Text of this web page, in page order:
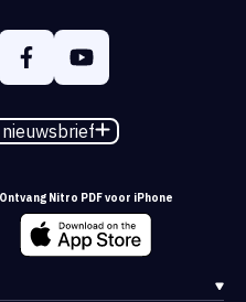
Ontvang Nitro PDF voor iPhone